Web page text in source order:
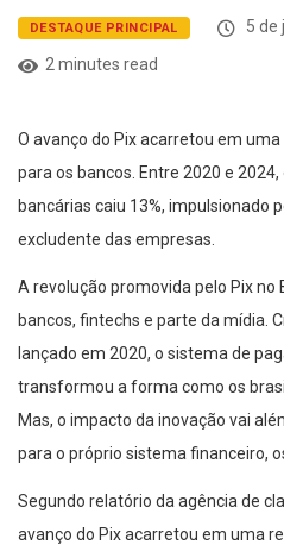
DESTAQUE PRINCIPAL 5 de
2 minutes read
O avanço do Pix acarretou em
para os bancos. Entre 2020 e
bancárias caiu 13%, impulsionado
excludente das empresas.
A revolução promovida pelo Pix no
bancos, fintechs e parte da mídia.
lançado em 2020, o sistema de
transformou a forma como os
Mas, o impacto da inovação vai
para o próprio sistema financeiro,
Segundo relatório da agência de
avanço do Pix acarretou em uma